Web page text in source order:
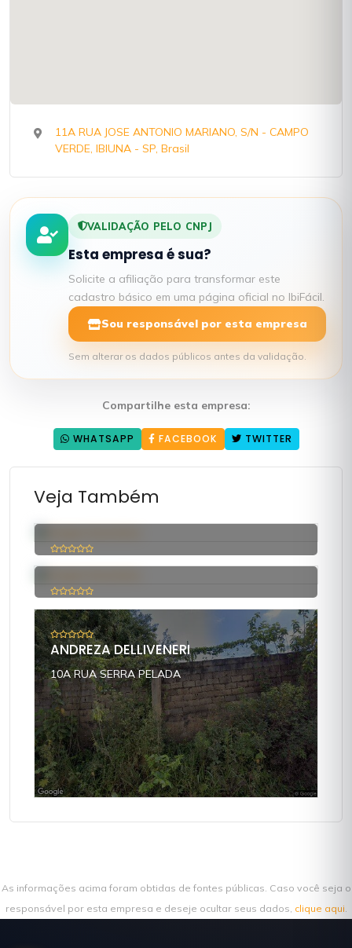
11A RUA JOSE ANTONIO MARIANO, S/N - CAMPO
VERDE, IBIUNA - SP, Brasil
VALIDAÇÃO PELO CNPJ
Esta empresa é sua?
Solicite a afiliação para transformar este
cadastro básico em uma página oficial no IbiFácil.
Sou responsável por esta empresa
Sem alterar os dados públicos antes da validação.
Compartilhe esta empresa:
WHATSAPP FACEBOOK TWITTER
Veja Também
MARCELO DA SILVA PIMENTEL
RUA PIRAPORA DO BOM JESUS
ALINE DOS SANTOS CASTRO
ESTRADA MUNICIPAL ARMINDO SETTI
ANDREZA DELLIVENERI
10A RUA SERRA PELADA
As informações acima foram obtidas de fontes públicas. Caso você seja o
responsável por esta empresa e deseje ocultar seus dados, clique aqui